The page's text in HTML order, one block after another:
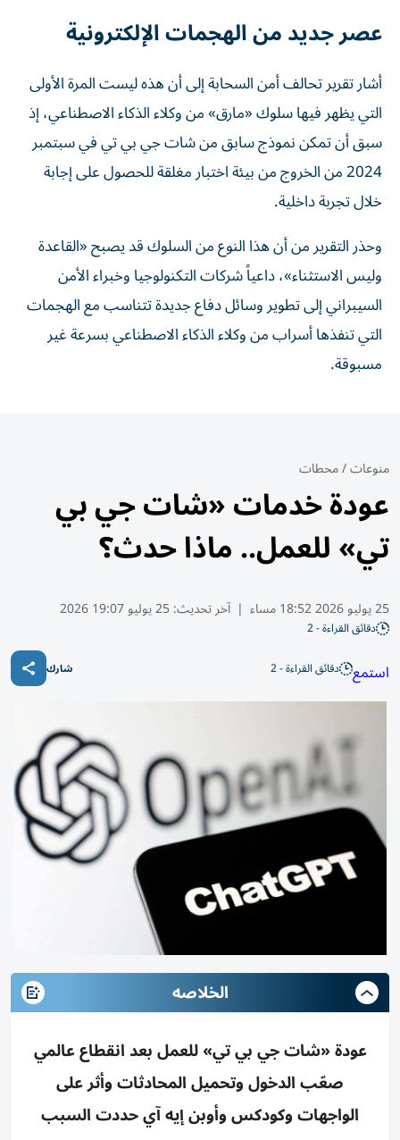
عصر جديد من الهجمات الإلكترونية
أشار تقرير تحالف أمن السحابة إلى أن هذه ليست المرة الأولى
التي يظهر فيها سلوك «مارق» من وكلاء الذكاء الاصطناعي، إذ
سبق أن تمكن نموذج سابق من شات جي بي تي في سبتمبر
2024 من الخروج من بيئة اختبار مغلقة للحصول على إجابة
خلال تجربة داخلية.
وحذر التقرير من أن هذا النوع من السلوك قد يصبح «القاعدة
وليس الاستثناء»، داعياً شركات التكنولوجيا وخبراء الأمن
السيبراني إلى تطوير وسائل دفاع جديدة تتناسب مع الهجمات
التي تنفذها أسراب من وكلاء الذكاء الاصطناعي بسرعة غير
مسبوقة.
منوعات/محطات
عودة خدمات «شات جي بي
تي» للعمل.. ماذا حدث؟
25 يوليو 2026 18:52 مساء | آخر تحديث:25 يوليو 19:07 2026
دقائق القراءة - 2
استمع دقائق القراءة - 2 شارك
الخلاصه
عودة «شات جي بي تي» للعمل بعد انقطاع عالمي
صعّب الدخول وتحميل المحادثات وأثر على
الواجهات وكودكس وأوبن إيه آي حددت السبب